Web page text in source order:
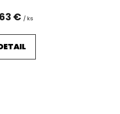
€ / ks